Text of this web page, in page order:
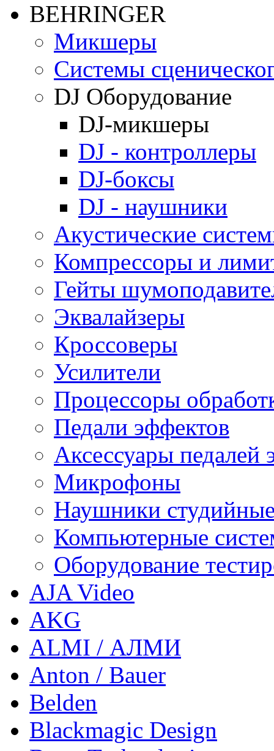
BEHRINGER
Микшеры
Системы
DJ Оборудование
DJ-микшеры
DJ - контроллеры
DJ-боксы
DJ - наушники
Акустические
Компрессоры и
Гейты
Эквалайзеры
Кроссоверы
Усилители
Процессоры
Педали эффектов
Аксессуары педалей
Микрофоны
Наушники
Компьютерные
Оборудование
AJA Video
AKG
ALMI / АЛМИ
Anton / Bauer
Belden
Blackmagic Design